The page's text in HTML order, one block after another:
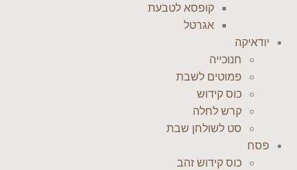
קופסא לטבעת
אגרטל
יודאיקה
חנוכייה
פמוטים לשבת
כוס קידוש
קרש לחלה
סט לשולחן שבת
פסח
כוס קידוש זהב